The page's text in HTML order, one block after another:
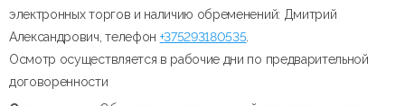
электронных торгов и наличию обременений: Дмитрий
Александрович, телефон +375293180535.
Осмотр осуществляется в рабочие дни по предварительной
договоренности